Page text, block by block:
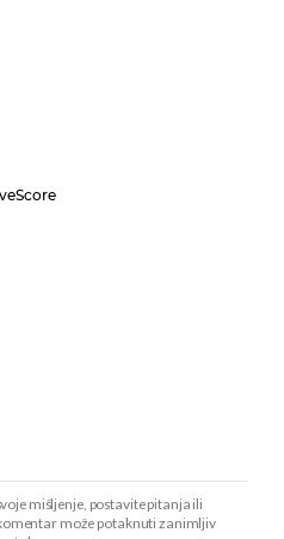
mišljenje, postavite pitanja ili
može potaknuti zanimljiv